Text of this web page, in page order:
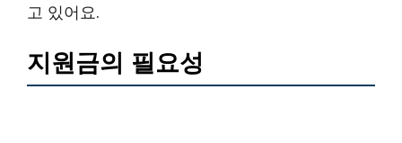
고 있어요.
지원금의 필요성